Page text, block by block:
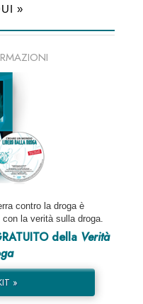
»
contro la droga è
la verità sulla droga.
della Verità
»